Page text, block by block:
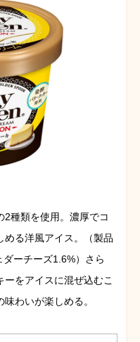
2種類を使用。濃厚でコ
める洋風アイス。（製品
ーチーズ1.6%）さら
をアイスに混ぜ込むこ
わいが楽しめる。